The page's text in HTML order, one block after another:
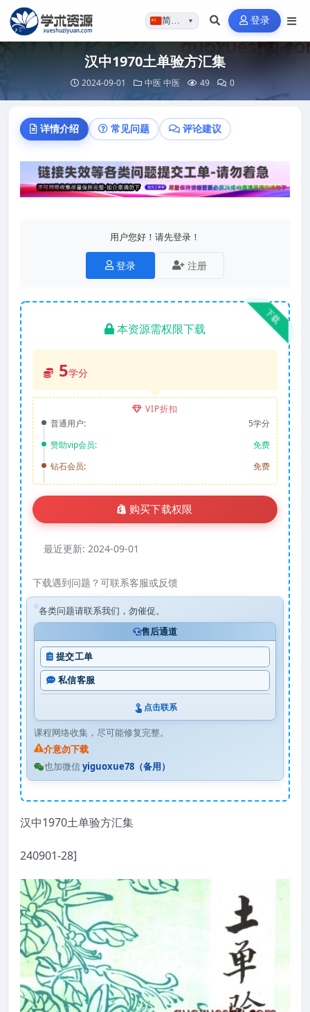
简体…▼ 登录
汉中1970土单验方汇集
2024-09-01 中医 中医 49 0
详情介绍 常见问题 评论建议
用户您好！请先登录！
登录 注册
下载
本资源需权限下载
5学分
VIP折扣
普通用户:
5学分
赞助vip会员:
免费
钻石会员:
免费
购买下载权限
最近更新: 2024-09-01
下载遇到问题？可联系客服或反馈
各类问题请联系我们，勿催促。
售后通道
提交工单
私信客服
点击联系
课程网络收集，尽可能修复完整。
介意勿下载
也加微信yiguoxue78（备用）
汉中1970土单验方汇集
240901-28]